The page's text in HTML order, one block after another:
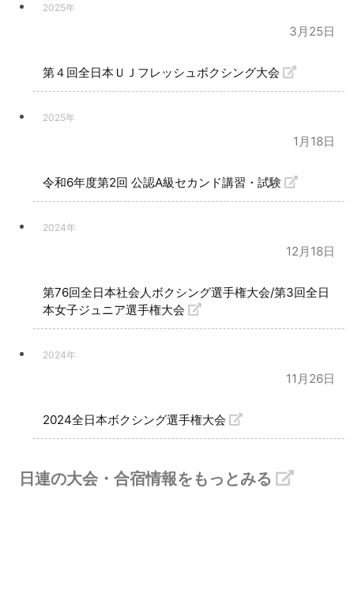
2025年
3月25日
第４回全日本ＵＪフレッシュボクシング大会
2025年
1月18日
令和6年度第2回 公認A級セカンド講習・試験
2024年
12月18日
第76回全日本社会人ボクシング選手権大会/第3回全日
本女子ジュニア選手権大会
2024年
11月26日
2024全日本ボクシング選手権大会
日連の大会・合宿情報をもっとみる